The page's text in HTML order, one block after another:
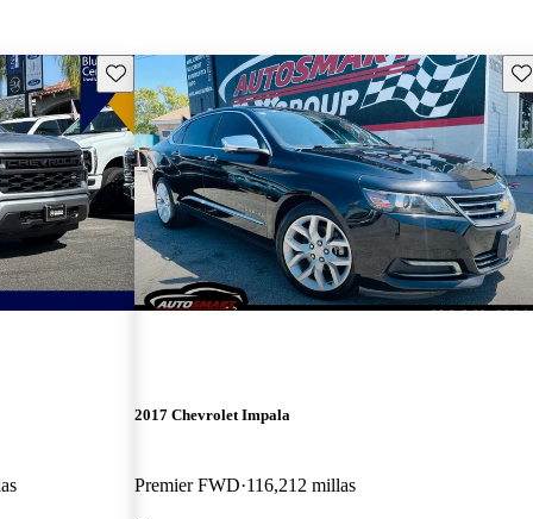
Guarda este Aviso
2017 Chevrolet Impala
Premier FWD 116,212 millas